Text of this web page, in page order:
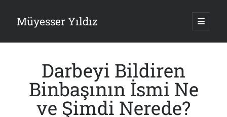
Müyesser Yıldız ana
Yan
Menü
Son Yazılar
Darbeyi Bildiren
Binbaşının İsmi Ne
ve Şimdi Nerede?